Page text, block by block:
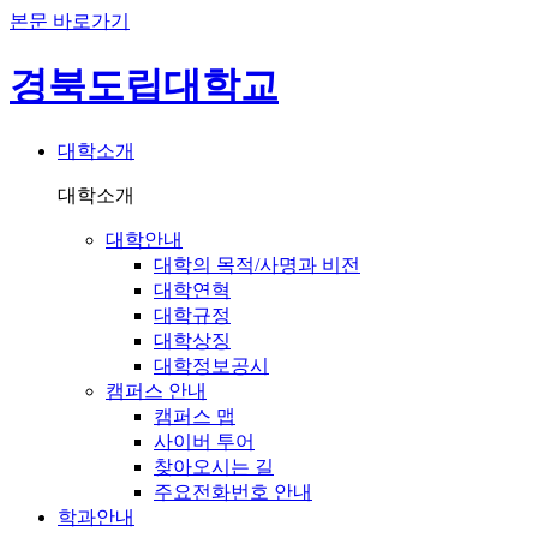
본문 바로가기
경북도립대학교
대학소개
대학소개
대학안내
대학의 목적/사명과 비전
대학연혁
대학규정
대학상징
대학정보공시
캠퍼스 안내
캠퍼스 맵
사이버 투어
찾아오시는 길
주요전화번호 안내
학과안내